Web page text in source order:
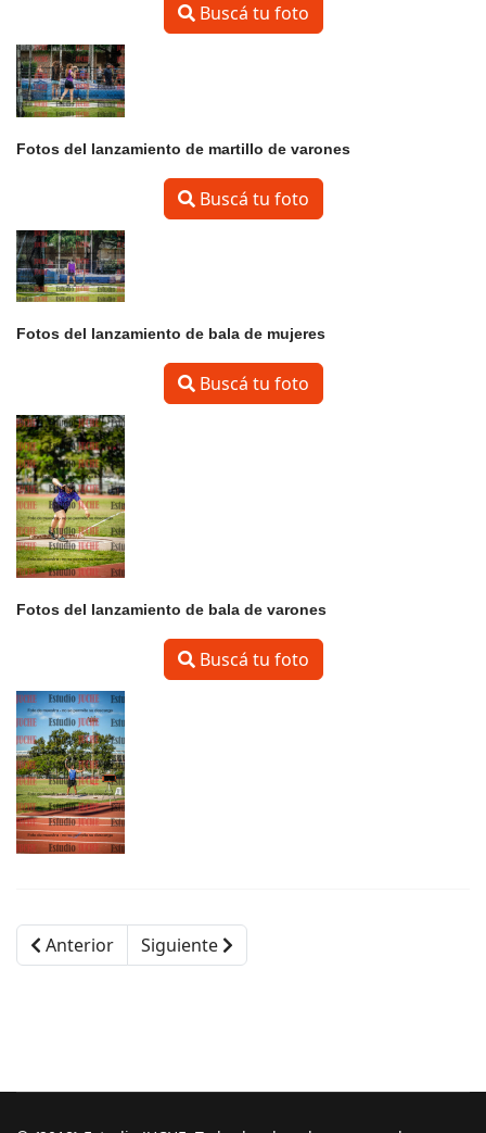
Buscá tu foto
Fotos del lanzamiento de martillo de varones
Buscá tu foto
Fotos del lanzamiento de bala de mujeres
Buscá tu foto
Fotos del lanzamiento de bala de varones
Buscá tu foto
Anterior Siguiente